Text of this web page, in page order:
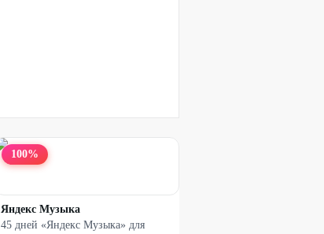
100%
Яндекс Музыка
45 дней «Яндекс Музыка» для